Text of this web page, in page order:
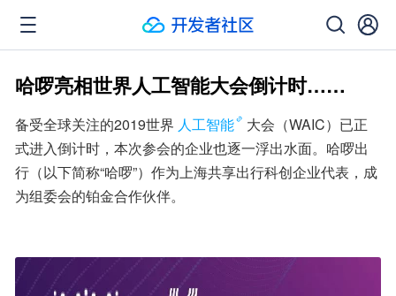
哈啰亮相世界人工智能大会倒计时……
备受全球关注的2019世界 人工智能
大会（WAIC）已正
式进入倒计时，本次参会的企业也逐一浮出水面。哈啰出
行（以下简称“哈啰”）作为上海共享出行科创企业代表，成
为组委会的铂金合作伙伴。